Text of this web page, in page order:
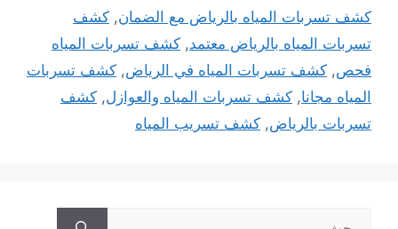
كشف تسربات المياه بالرياض مع الضمان, كشف
تسربات المياه بالرياض معتمد, كشف تسربات المياه
فحص, كشف تسربات المياه في الرياض, كشف تسربات
المياه مجانا, كشف تسربات المياه والعوازل, كشف
تسربات بالرياض, كشف تسريب المياه